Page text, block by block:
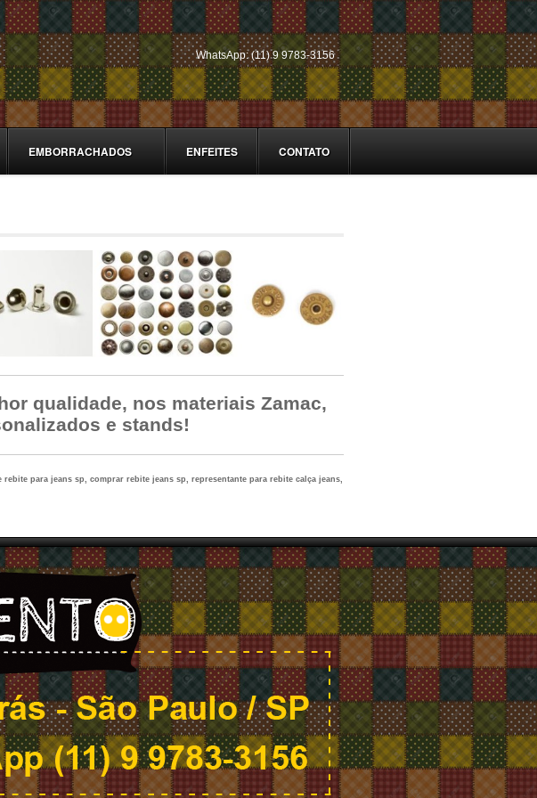
WhatsApp: (11) 9 9783-3156
EMBORRACHADOS ENFEITES CONTATO
qualidade, nos materiais Zamac,
e stands!
para jeans sp, comprar rebite jeans sp, representante para rebite calça jeans,